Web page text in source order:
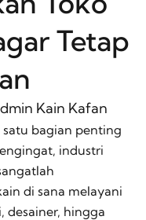
Tetap
Kain Kafan
satu bagian penting
industri
di sana melayani
desainer, hingga